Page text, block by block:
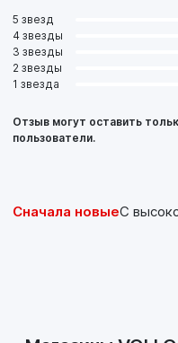
5 звезд
4 звезды
3 звезды
2 звезды
1 звезда
Отзыв могут оставить
пользователи.
Сначала новыеС